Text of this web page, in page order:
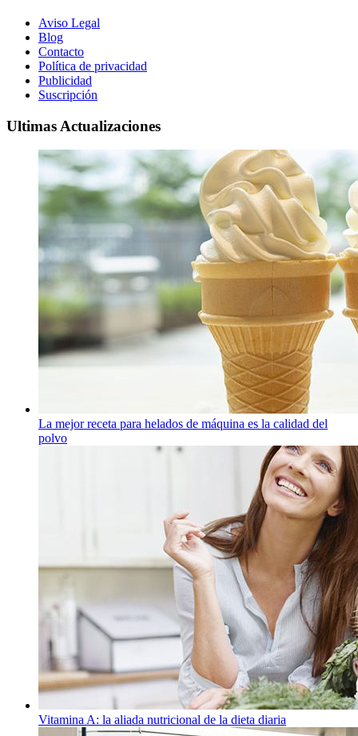
Aviso Legal
Blog
Contacto
Política de privacidad
Publicidad
Suscripción
Ultimas Actualizaciones
La mejor receta para helados de máquina es la calidad del
polvo
Vitamina A: la aliada nutricional de la dieta diaria